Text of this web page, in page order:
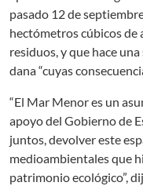
pasado 12 de
hectómetros cúbicos de
residuos, y que hace
dana “cuyas
“El Mar Menor es un
apoyo del Gobierno de
juntos, devolver este
medioambientales que
patrimonio ecológico”,